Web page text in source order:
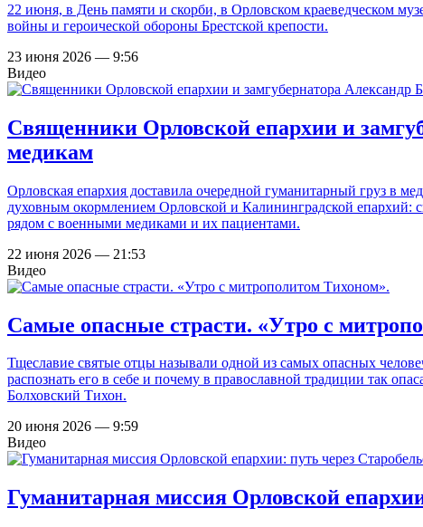
22 июня, в День памяти и скорби, в Орловском краеведческом
войны и героической обороны Брестской крепости.
23 июня 2026 — 9:56
Видео
Священники Орловской епархии и
медикам
Орловская епархия доставила очередной гуманитарный груз в
духовным окормлением Орловской и Калининградской епархий:
рядом с военными медиками и их пациентами.
22 июня 2026 — 21:53
Видео
Самые опасные страсти. «Утро с
Тщеславие святые отцы называли одной из самых опасных
распознать его в себе и почему в православной традиции так
Болховский Тихон.
20 июня 2026 — 9:59
Видео
Гуманитарная миссия Орловской